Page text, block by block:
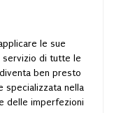
le sue
servizio di tutte le
ben presto
specializzata nella
delle imperfezioni